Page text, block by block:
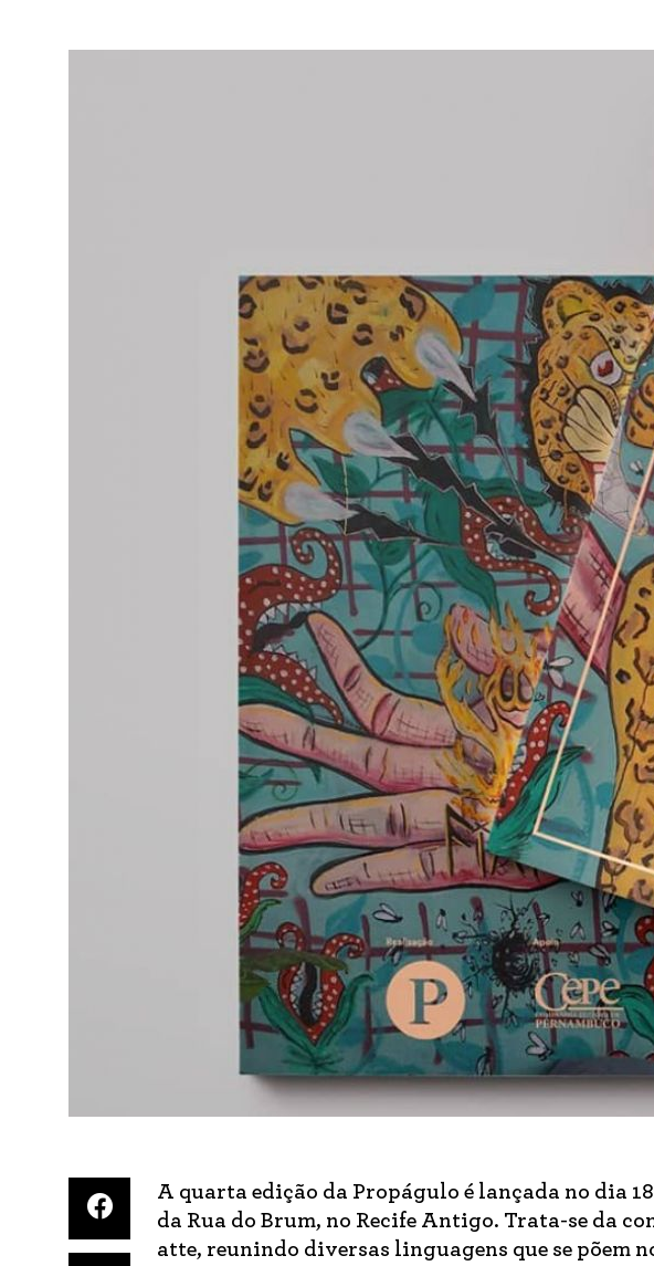
A quarta edição da Propágulo é lançada no dia 18
da Rua do Brum, no Recife Antigo. Trata-se da
atte, reunindo diversas linguagens que se põem